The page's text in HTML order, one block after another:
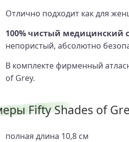
Отлично подходит как для
100% чистый медицинский
непористый, абсолютно
В комплекте фирменный
of Grey.
Fifty Shades of
полная длина 10,8 см